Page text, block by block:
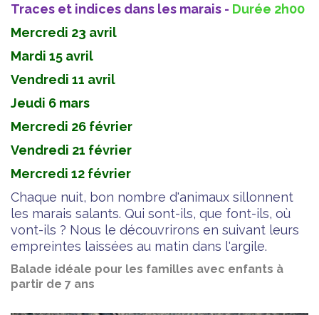
Traces et indices dans les marais - Durée 2h00
Mercredi 23 avril
Mardi 15 avril
Vendredi 11 avril
Jeudi 6 mars
Mercredi 26 février
Vendredi 21 février
Mercredi 12 février
Chaque nuit, bon nombre d'animaux sillonnent
les marais salants. Qui sont-ils, que font-ils, où
vont-ils ? Nous le découvrirons en suivant leurs
empreintes laissées au matin dans l'argile.
Balade idéale pour les familles avec enfants à
partir de 7 ans